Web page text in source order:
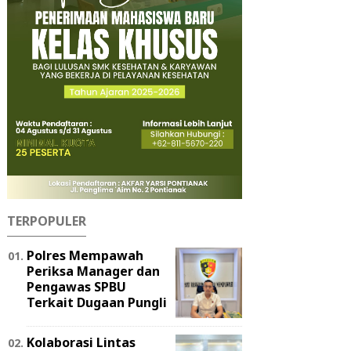
TERPOPULER
Polres Mempawah
Periksa Manager dan
Pengawas SPBU
Terkait Dugaan Pungli
Kolaborasi Lintas